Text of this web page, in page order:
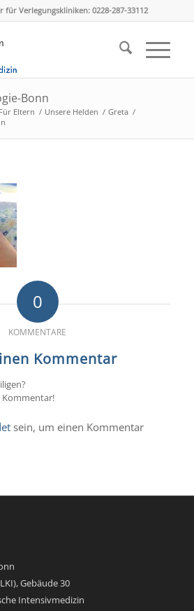
für Verlegungskliniken: 0228-287-33112
Bonn
Für Eltern / Unsere Helden / Greta /
0
KOMMENTARE
Kommentar
Kommentar!
sein, um einen Kommentar
Gebäude 30
Intensivmedizin